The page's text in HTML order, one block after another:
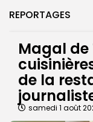
REPORTAGES
Magal de
de la
samedi 1 août